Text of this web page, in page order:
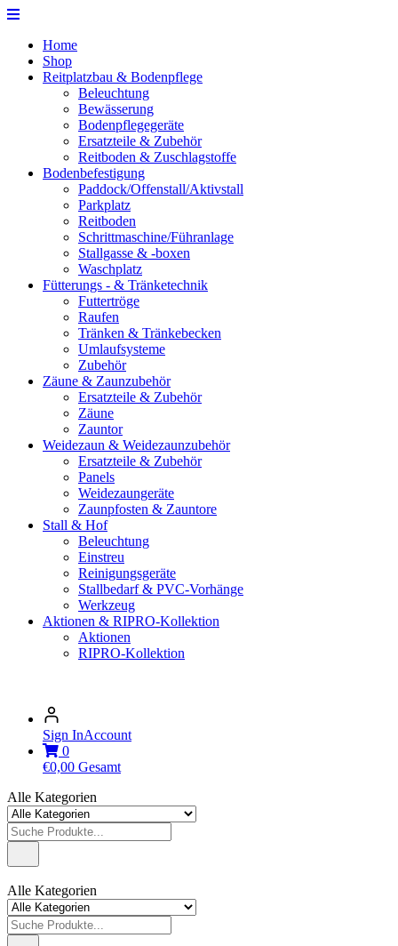
Home
Shop
Reitplatzbau & Bodenpflege
Beleuchtung
Bewässerung
Bodenpflegegeräte
Ersatzteile & Zubehör
Reitboden & Zuschlagstoffe
Bodenbefestigung
Paddock/Offenstall/Aktivstall
Parkplatz
Reitboden
Schrittmaschine/Führanlage
Stallgasse & -boxen
Waschplatz
Fütterungs - & Tränketechnik
Futtertröge
Raufen
Tränken & Tränkebecken
Umlaufsysteme
Zubehör
Zäune & Zaunzubehör
Ersatzteile & Zubehör
Zäune
Zauntor
Weidezaun & Weidezaunzubehör
Ersatzteile & Zubehör
Panels
Weidezaungeräte
Zaunpfosten & Zauntore
Stall & Hof
Beleuchtung
Einstreu
Reinigungsgeräte
Stallbedarf & PVC-Vorhänge
Werkzeug
Aktionen & RIPRO-Kollektion
Aktionen
RIPRO-Kollektion
Sign InAccount
0
€0,00 Gesamt
Alle Kategorien
Alle Kategorien